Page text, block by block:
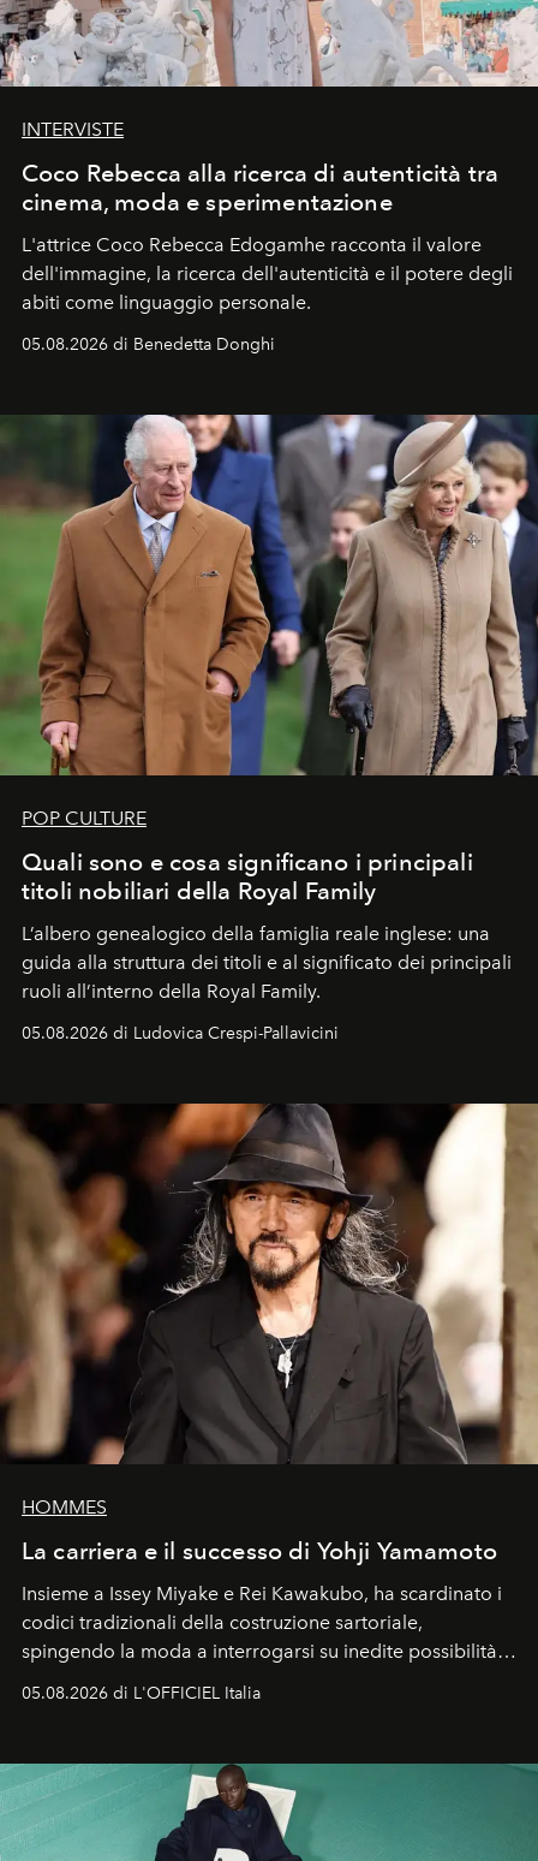
INTERVISTE
Coco Rebecca alla ricerca di autenticità tra
cinema, moda e sperimentazione
L'attrice Coco Rebecca Edogamhe racconta il valore
dell'immagine, la ricerca dell'autenticità e il potere degli
abiti come linguaggio personale.
05.08.2026 di Benedetta Donghi
POP CULTURE
Quali sono e cosa significano i principali
titoli nobiliari della Royal Family
L’albero genealogico della famiglia reale inglese: una
guida alla struttura dei titoli e al significato dei principali
ruoli all’interno della Royal Family.
05.08.2026 di Ludovica Crespi-Pallavicini
HOMMES
La carriera e il successo di Yohji Yamamoto
Insieme a Issey Miyake e Rei Kawakubo, ha scardinato i
codici tradizionali della costruzione sartoriale,
spingendo la moda a interrogarsi su inedite possibilità
formali e a ridefinire il concetto stesso di silhouette.
un’impronta indelebile nella storia della moda.
05.08.2026 di L'OFFICIEL Italia